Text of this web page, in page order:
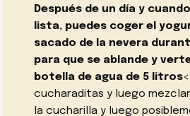
Después de un día y
lista, puedes coger el
sacado de la nevera
para que se ablande y
botella de agua de 5 litros
cucharaditas y luego
la cucharilla y luego